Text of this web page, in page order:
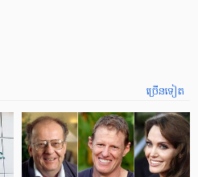
ច្រើនទៀត